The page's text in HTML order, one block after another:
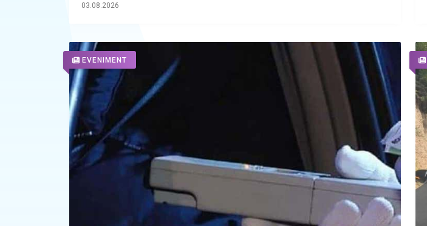
03.08.2026
EVENIMENT